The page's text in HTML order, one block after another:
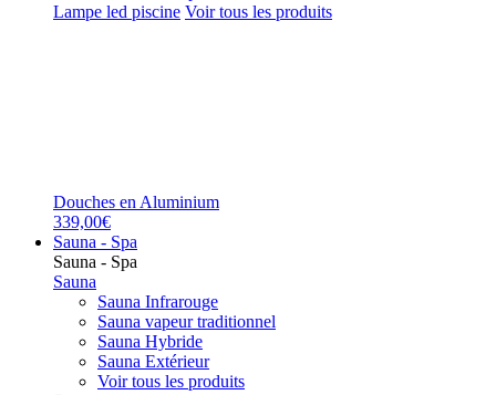
Lampe led piscine Voir tous les produits
Douches en Aluminium
339,00€
Sauna - Spa
Sauna - Spa
Sauna
Sauna Infrarouge
Sauna vapeur traditionnel
Sauna Hybride
Sauna Extérieur
Voir tous les produits